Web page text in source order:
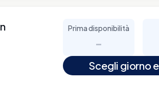
Prima disponibilità
-
Scegli giorno